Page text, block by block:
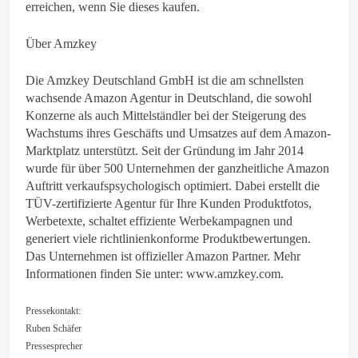
erreichen, wenn Sie dieses kaufen.
Über Amzkey
Die Amzkey Deutschland GmbH ist die am schnellsten
wachsende Amazon Agentur in Deutschland, die sowohl
Konzerne als auch Mittelständler bei der Steigerung des
Wachstums ihres Geschäfts und Umsatzes auf dem Amazon-
Marktplatz unterstützt. Seit der Gründung im Jahr 2014
wurde für über 500 Unternehmen der ganzheitliche Amazon
Auftritt verkaufspsychologisch optimiert. Dabei erstellt die
TÜV-zertifizierte Agentur für Ihre Kunden Produktfotos,
Werbetexte, schaltet effiziente Werbekampagnen und
generiert viele richtlinienkonforme Produktbewertungen.
Das Unternehmen ist offizieller Amazon Partner. Mehr
Informationen finden Sie unter: www.amzkey.com.
Pressekontakt:
Ruben Schäfer
Pressesprecher